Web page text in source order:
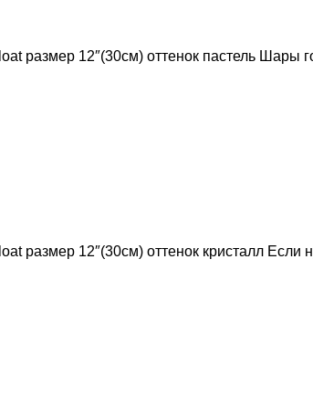
размер 12″(30см) оттенок пастель Шары
размер 12″(30см) оттенок кристалл